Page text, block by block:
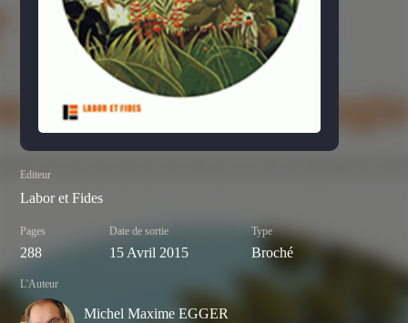
Editeur
Labor et Fides
Pages
288
Date de sortie
15 Avril 2015
Type
Broché
L'Auteur
Michel Maxime EGGER